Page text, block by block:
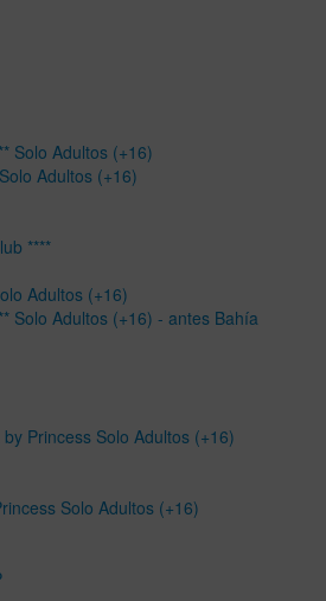
Solo Adultos (+16)
Adultos (+16)
****
Adultos (+16)
Solo Adultos (+16) - antes Bahía
Princess Solo Adultos (+16)
Solo Adultos (+16)